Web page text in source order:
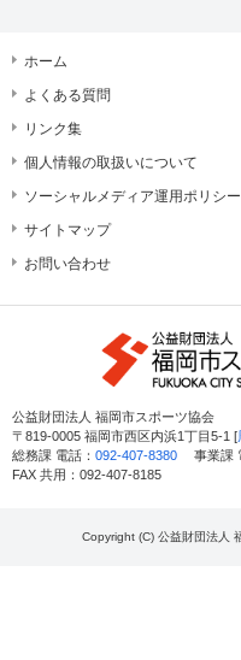
ホーム
よくある質問
リンク集
個人情報の取扱いについて
ソーシャルメディア運用ポリシー
サイトマップ
お問い合わせ
公益財団法人 福岡市スポーツ協会
〒819-0005 福岡市西区内浜1丁目5-1 [
総務課 電話： 092-407-8380 事業課
FAX 共用：092-407-8185
Copyright (C) 公益財団法人